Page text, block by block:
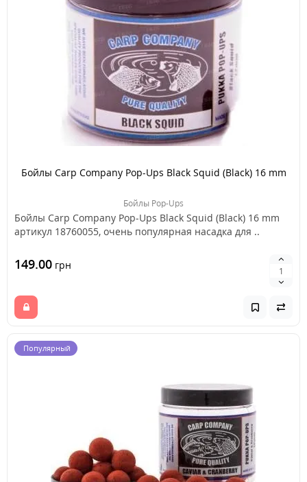
Бойлы Carp Company Pop-Ups Black Squid (Black) 16 mm
Бойлы Pop-Ups
Бойлы Carp Company Pop-Ups Black Squid (Black) 16 mm
артикул 18760055, очень популярная насадка для ..
149.00 грн
Популярный